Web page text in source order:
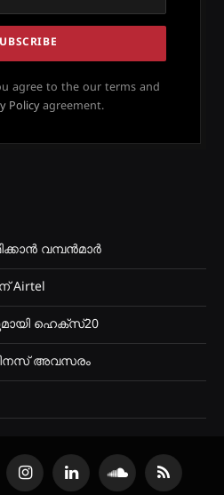
agree to the our terms and
Policyagreement.
വമ്പൻമാർ
Airtel
ഹെക്സ്20
അവസരം
InstagramLinkedInSoundCloud
RSS